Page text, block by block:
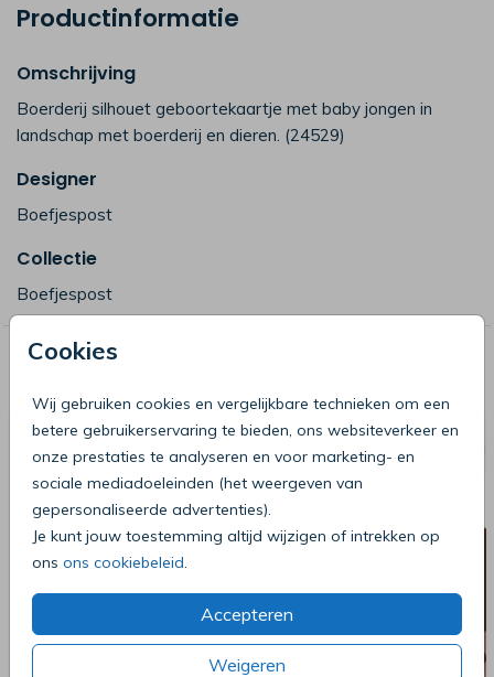
Cookies
Wij gebruiken cookies en vergelijkbare technieken om een
betere gebruikerservaring te bieden, ons websiteverkeer en
onze prestaties te analyseren en voor marketing- en
sociale mediadoeleinden (het weergeven van
gepersonaliseerde advertenties).
Je kunt jouw toestemming altijd wijzigen of intrekken op
ons ons cookiebeleid
Accepteren
Weigeren
Productinformatie
Omschrijving
Boerderij silhouet geboortekaartje met baby jongen in
landschap met boerderij en dieren. (24529)
Designer
Boefjespost
Collectie
Boefjespost
Deze producten zijn wellicht ook iets
voor je